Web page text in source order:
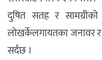
दुषित सतह र सामग्रीको
लोखर्केलगायतका जनावर
सर्दछ ।